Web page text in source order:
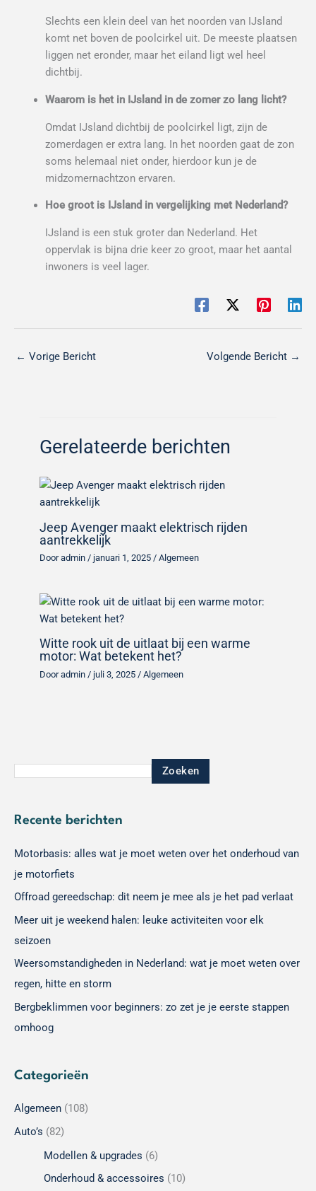
Slechts een klein deel van het noorden van IJsland
komt net boven de poolcirkel uit. De meeste plaatsen
liggen net eronder, maar het eiland ligt wel heel
dichtbij.
Waarom is het in IJsland in de zomer zo lang licht?
Omdat IJsland dichtbij de poolcirkel ligt, zijn de
zomerdagen er extra lang. In het noorden gaat de zon
soms helemaal niet onder, hierdoor kun je de
midzomernachtzon ervaren.
Hoe groot is IJsland in vergelijking met Nederland?
IJsland is een stuk groter dan Nederland. Het
oppervlak is bijna drie keer zo groot, maar het aantal
inwoners is veel lager.
← Vorige Bericht Volgende Bericht →
Gerelateerde berichten
Jeep Avenger maakt elektrisch rijden
aantrekkelijk
Door admin/ januari 1, 2025/Algemeen
Witte rook uit de uitlaat bij een warme
motor: Wat betekent het?
Door admin / juli 3, 2025 /Algemeen
Zoeken
Recente berichten
Motorbasis: alles wat je moet weten over het onderhoud van
je motorfiets
Offroad gereedschap: dit neem je mee als je het pad verlaat
Meer uit je weekend halen: leuke activiteiten voor elk
seizoen
Weersomstandigheden in Nederland: wat je moet weten over
regen, hitte en storm
Bergbeklimmen voor beginners: zo zet je je eerste stappen
omhoog
Categorieën
Algemeen (108)
Auto’s (82)
Modellen & upgrades (6)
Onderhoud & accessoires (10)